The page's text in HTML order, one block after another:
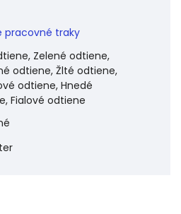
pracovné traky
Zelené odtiene,
odtiene, Žlté odtiene,
odtiene, Hnedé
Fialové odtiene